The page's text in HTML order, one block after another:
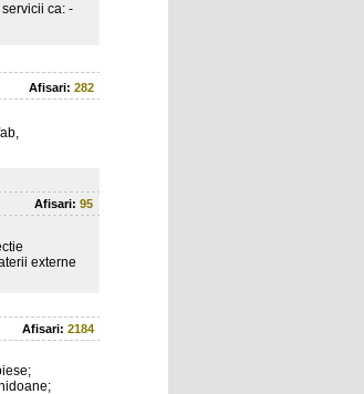
ca: -
Afisari: 282
Afisari: 95
externe
Afisari: 2184